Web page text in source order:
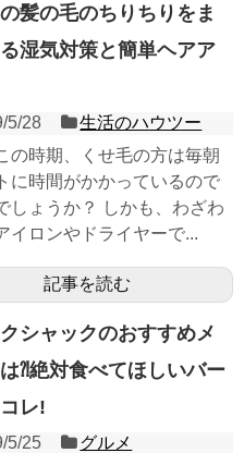
髪の毛のちりちりをま
湿気対策と簡単ヘアア
5/28
生活のハウツー
の時期、くせ毛の方は毎朝
に時間がかかっているので
しょうか？ しかも、わざわ
イロンやドライヤーで...
記事を読む
シャックのおすすめメ
⁈絶対食べてほしいバー
レ!
5/25
グルメ